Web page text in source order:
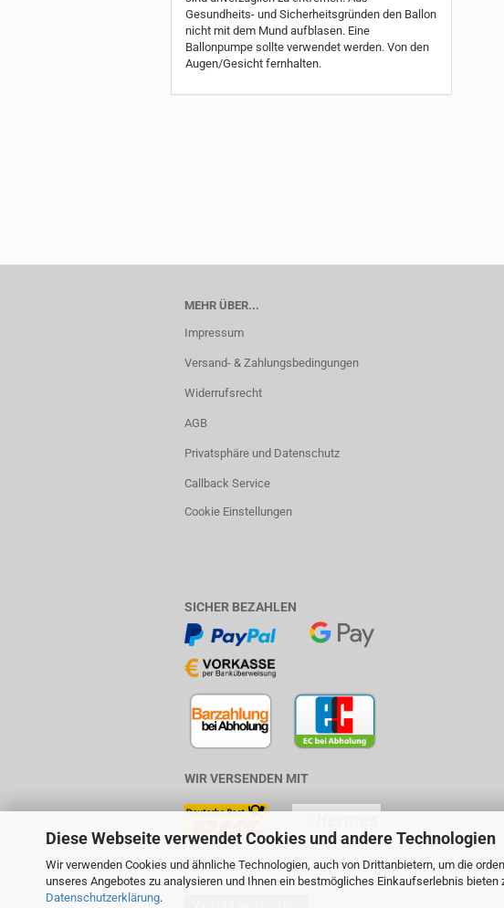
Diese Webseite verwendet Cookies und andere Technologien
Wir verwenden Cookies und ähnliche Technologien, auch von Drittanbietern, um die
unseres Angebotes zu analysieren und Ihnen ein bestmögliches Einkaufserlebnis
Datenschutzerklärung.
Gesundheits- und Sicherheitsgründen den Ballon
nicht mit dem Mund aufblasen. Eine
Ballonpumpe sollte verwendet werden. Von den
Augen/Gesicht fernhalten.
MEHR ÜBER...
Impressum
Versand- & Zahlungsbedingungen
Widerrufsrecht
AGB
Privatsphäre und Datenschutz
Callback Service
Cookie Einstellungen
SICHER BEZAHLEN
WIR VERSENDEN MIT